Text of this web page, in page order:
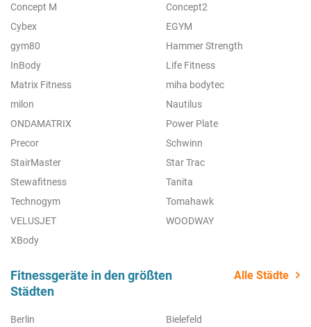
Concept M
Concept2
Cybex
EGYM
gym80
Hammer Strength
InBody
Life Fitness
Matrix Fitness
miha bodytec
milon
Nautilus
ONDAMATRIX
Power Plate
Precor
Schwinn
StairMaster
Star Trac
Stewafitness
Tanita
Technogym
Tomahawk
VELUSJET
WOODWAY
XBody
Fitnessgeräte in den größten
Städten
Alle Städte
Berlin
Bielefeld